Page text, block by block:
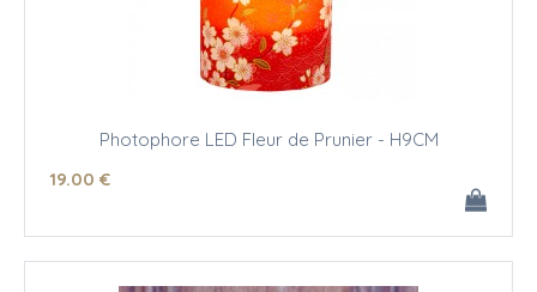
Photophore LED Fleur de Prunier - H9CM
19.00 €